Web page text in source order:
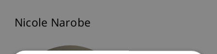
Nicole Narobe